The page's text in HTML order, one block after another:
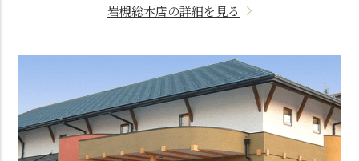
岩槻総本店の詳細を見る